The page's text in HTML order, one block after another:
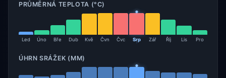
PRŮMĚRNÁ TEPLOTA (°C)
Led Úno Bře Dub Kvě Čvn Čvc Srp Zář Říj Lis Pro
ÚHRN SRÁŽEK (MM)